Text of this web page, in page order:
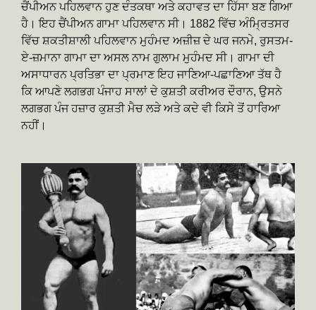
ਚੈਂਪੀਅਨ ਪਹਿਲਵਾਨ ਹੁਣ ਦੰਤਕਥਾ ਅਤੇ ਕਹਾਵਤ ਦਾ ਹਿੱਸਾ ਬਣ ਗਿਆ
ਹੈ। ਇਹ ਚੈਂਪੀਅਨ ਗਾਮਾ ਪਹਿਲਵਾਨ ਸੀ। 1882 ਵਿੱਚ ਅੰਮ੍ਰਿਤਸਰ
ਵਿੱਚ ਸ਼ਕਤੀਸ਼ਾਲੀ ਪਹਿਲਵਾਨ ਮੁਹੰਮਦ ਅਜ਼ੀਜ਼ ਦੇ ਘਰ ਜਨਮੇ, ਰੁਸਤਮ-
ਏ-ਜ਼ਮਾਨਾ ਗਾਮਾ ਦਾ ਅਸਲ ਨਾਮ ਗੁਲਾਮ ਮੁਹੰਮਦ ਸੀ। ਗਾਮਾ ਦੀ
ਅਸਾਧਾਰਨ ਪ੍ਰਤਿਭਾ ਦਾ ਪ੍ਰਮਾਣ ਇਹ ਜਾਣਿਆ-ਪਛਾਣਿਆ ਤੱਥ ਹੈ
ਕਿ ਆਪਣੇ ਲਗਭਗ ਪੰਜਾਹ ਸਾਲਾਂ ਦੇ ਕੁਸ਼ਤੀ ਕਰੀਅਰ ਦੌਰਾਨ, ਉਸਨੇ
ਲਗਭਗ ਪੰਜ ਹਜ਼ਾਰ ਕੁਸ਼ਤੀ ਮੈਚ ਲੜੇ ਅਤੇ ਕਦੇ ਵੀ ਕਿਸੇ ਤੋਂ ਹਾਰਿਆ
ਨਹੀਂ।